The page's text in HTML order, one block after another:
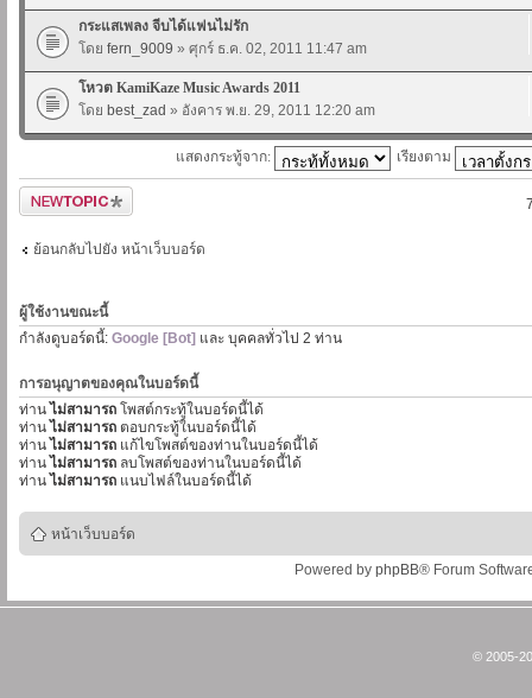
กระแสเพลง จีบได้แฟนไม่รัก
โดย fern_9009 » ศุกร์ ธ.ค. 02, 2011 11:47 am
โหวต KamiKaze Music Awards 2011
โดย best_zad » อังคาร พ.ย. 29, 2011 12:20 am
แสดงกระทู้จาก: เรียงตาม
ตั้งกระทู้ใหม่
ย้อนกลับไปยัง หน้าเว็บบอร์ด
ผู้ใช้งานขณะนี้
กำลังดูบอร์ดนี้: Google [Bot] และ บุคคลทั่วไป 2 ท่าน
การอนุญาตของคุณในบอร์ดนี้
ท่าน ไม่สามารถ โพสต์กระทู้ในบอร์ดนี้ได้
ท่าน ไม่สามารถ ตอบกระทู้ในบอร์ดนี้ได้
ท่าน ไม่สามารถ แก้ไขโพสต์ของท่านในบอร์ดนี้ได้
ท่าน ไม่สามารถ ลบโพสต์ของท่านในบอร์ดนี้ได้
ท่าน ไม่สามารถ แนบไฟล์ในบอร์ดนี้ได้
หน้าเว็บบอร์ด
Powered by phpBB® Forum
© 2005-